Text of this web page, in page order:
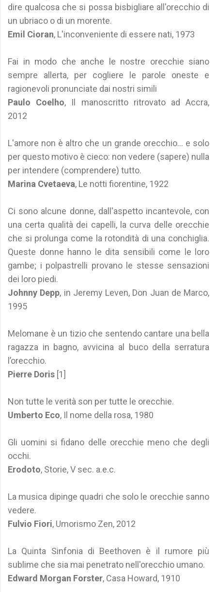
dire qualcosa che si possa bisbigliare all'orecchio di
un ubriaco o di un morente.
Emil Cioran, L'inconveniente di essere nati, 1973
Fai in modo che anche le nostre orecchie siano
sempre allerta, per cogliere le parole oneste e
ragionevoli pronunciate dai nostri simili
Paulo Coelho, Il manoscritto ritrovato ad Accra,
2012
L'amore non è altro che un grande orecchio... e solo
per questo motivo è cieco: non vedere (sapere) nulla
per intendere (comprendere) tutto.
Marina Cvetaeva, Le notti fiorentine, 1922
Ci sono alcune donne, dall'aspetto incantevole, con
una certa qualità dei capelli, la curva delle orecchie
che si prolunga come la rotondità di una conchiglia.
Queste donne hanno le dita sensibili come le loro
gambe; i polpastrelli provano le stesse sensazioni
dei loro piedi.
Johnny Depp, in Jeremy Leven, Don Juan de Marco,
1995
Melomane è un tizio che sentendo cantare una bella
ragazza in bagno, avvicina al buco della serratura
l’orecchio.
Pierre Doris [1]
Non tutte le verità son per tutte le orecchie.
Umberto Eco, Il nome della rosa, 1980
Gli uomini si fidano delle orecchie meno che degli
occhi.
Erodoto, Storie, V sec. a.e.c.
La musica dipinge quadri che solo le orecchie sanno
vedere.
Fulvio Fiori, Umorismo Zen, 2012
La Quinta Sinfonia di Beethoven è il rumore più
sublime che sia mai penetrato nell'orecchio umano.
Edward Morgan Forster, Casa Howard, 1910